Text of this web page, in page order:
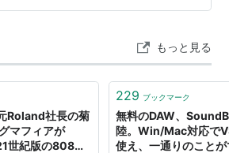
なフリーソフトがありました。です
を使い始…
もっと見る
Roland社長の菊
マフィアが
世紀版の808、
229 ブックマーク
無料のDAW、
陸。Win/Mac対応で
使え、一通りのこと